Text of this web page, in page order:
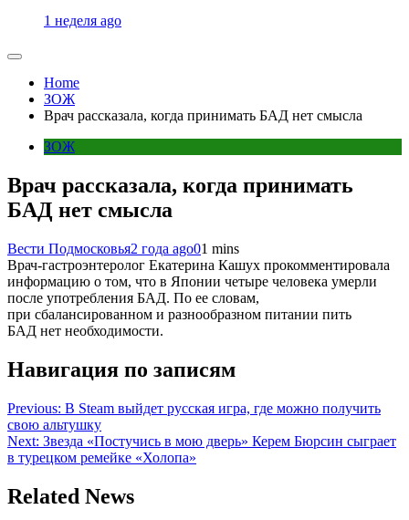
1 неделя ago
Home
ЗОЖ
Врач рассказала, когда принимать БАД нет смысла
ЗОЖ
Врач рассказала, когда принимать
БАД нет смысла
Вести Подмосковья2 года ago01 mins
Врач-гастроэнтеролог Екатерина Кашух прокомментировала
информацию о том, что в Японии четыре человека умерли
после употребления БАД. По ее словам,
при сбалансированном и разнообразном питании пить
БАД нет необходимости.
Навигация по записям
Previous: В Steam выйдет русская игра, где можно получить
свою альтушку
Next: Звезда «Постучись в мою дверь» Керем Бюрсин сыграет
в турецком ремейке «Холопа»
Related News